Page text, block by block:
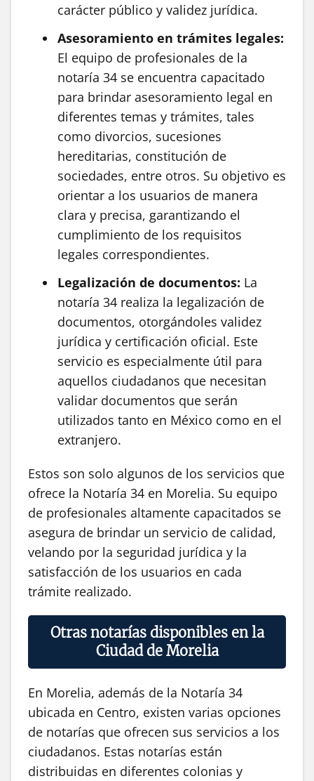
carácter público y validez jurídica.
Asesoramiento en trámites legales:
El equipo de profesionales de la
notaría 34 se encuentra capacitado
para brindar asesoramiento legal en
diferentes temas y trámites, tales
como divorcios, sucesiones
hereditarias, constitución de
sociedades, entre otros. Su objetivo es
orientar a los usuarios de manera
clara y precisa, garantizando el
cumplimiento de los requisitos
legales correspondientes.
Legalización de documentos: La
notaría 34 realiza la legalización de
documentos, otorgándoles validez
jurídica y certificación oficial. Este
servicio es especialmente útil para
aquellos ciudadanos que necesitan
validar documentos que serán
utilizados tanto en México como en el
extranjero.
Estos son solo algunos de los servicios que
ofrece la Notaría 34 en Morelia. Su equipo
de profesionales altamente capacitados se
asegura de brindar un servicio de calidad,
velando por la seguridad jurídica y la
satisfacción de los usuarios en cada
trámite realizado.
Otras notarías disponibles en la
Ciudad de Morelia
En Morelia, además de la Notaría 34
ubicada en Centro, existen varias opciones
de notarías que ofrecen sus servicios a los
ciudadanos. Estas notarías están
distribuidas en diferentes colonias y